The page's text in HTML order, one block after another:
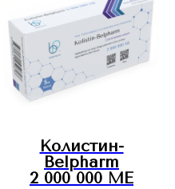
Колистин-
Belpharm
2 000 000 МЕ